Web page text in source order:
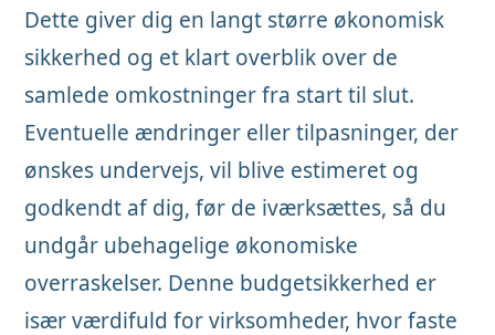
Dette giver dig en langt større økonomisk
sikkerhed og et klart overblik over de
samlede omkostninger fra start til slut.
Eventuelle ændringer eller tilpasninger, der
ønskes undervejs, vil blive estimeret og
godkendt af dig, før de iværksættes, så du
undgår ubehagelige økonomiske
overraskelser. Denne budgetsikkerhed er
især værdifuld for virksomheder, hvor faste